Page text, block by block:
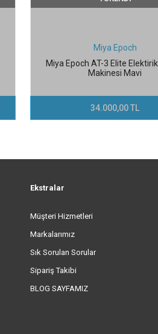
Miya Epoch
Miya Epoch AT-3 Elite
Makinesi Mavi
34.000,00 TL
Ekstralar
Müşteri Hizmetleri
Markalarımız
Sık Sorulan Sorular
Sipariş Takibi
BLOG SAYFAMIZ